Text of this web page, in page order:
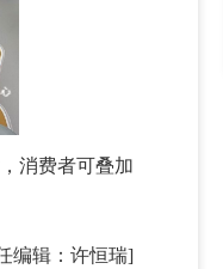
消费者可叠加
编辑：许恒瑞]